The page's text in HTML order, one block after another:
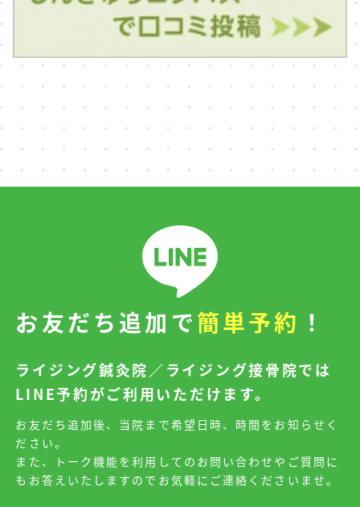
お友だち追加で簡単予約 ！
ライジング鍼灸院／ライジング接骨院では
LINE予約がご利用いただけます。
お友だち追加後、当院まで希望日時、時間をお知らせく
ださい。
また、トーク機能を利用してのお問い合わせやご質問に
もお答えいたしますのでお気軽にご連絡くださいませ。